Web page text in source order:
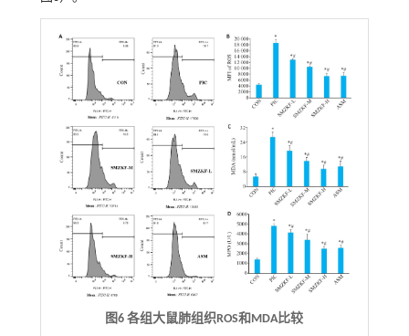
图6 各组大鼠肺组织ROS和MDA比较